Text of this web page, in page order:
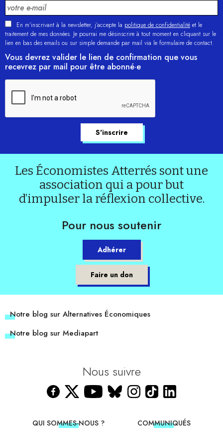
En m'inscrivant à la newsletter, j’accepte la politique de confidentialité et le
traitement de mes données. Je pourrai me désinscrire à tout moment en cliquant sur le
lien en bas des emails ou sur simple demande par mail via le formulaire de contact.
Vous devrez valider le lien de confirmation que vous
recevrez par mail pour être abonné·e
Les Économistes Atterrés sont une
association qui a pour but
d’impulser la réflexion collective.
Pour nous soutenir
Adhérer
Faire un don
Notre blog sur Alternatives Économiques
Notre blog sur Mediapart
Nous suivre
QUI SOMMES-NOUS ? COMMUNIQUÉS